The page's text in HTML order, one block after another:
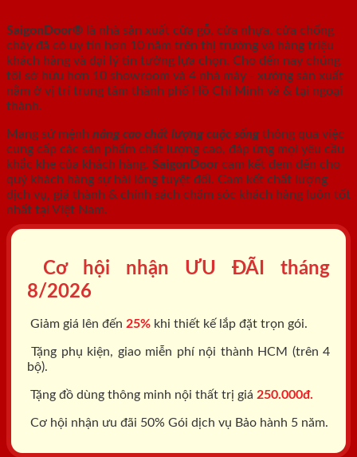
SaigonDoor® là nhà sản xuất cửa gỗ, cửa nhựa, cửa chống
cháy đã có uy tín hơn 10 năm trên thị trường và hàng triệu
khách hàng và đại lý tin tưởng lựa chọn. Cho đến nay chúng
tôi sở hữu hơn 10 showroom và 4 nhà máy - xưởng sản xuất
nằm ở vị trí trung tâm thành phố Hồ Chí Minh và & tại ngoại
thành.
Mang sứ mệnh nâng cao chất lượng cuộc sống thông qua việc
cung cấp các sản phẩm chất lượng cao, đáp ứng mọi yêu cầu
khắc khe của khách hàng. SaigonDoor cam kết đem đến cho
quý khách hàng sự hài lòng tuyệt đối. Cam kết chất lượng
dịch vụ, giá thành & chính sách chăm sóc khách hàng luôn tốt
nhất tại Việt Nam.
Cơ hội nhận ƯU ĐÃI tháng
8/2026
Giảm giá lên đến 25% khi thiết kế lắp đặt trọn gói.
Tặng phụ kiện, giao miễn phí nội thành HCM (trên 4
bộ).
Tặng đồ dùng thông minh nội thất trị giá 250.000đ.
Cơ hội nhận ưu đãi 50% Gói dịch vụ Bảo hành 5 năm.